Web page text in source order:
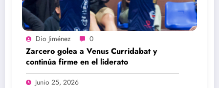
Dio Jiménez 0
Zarcero golea a Venus Curridabat y
continúa firme en el liderato
Junio 25, 2026